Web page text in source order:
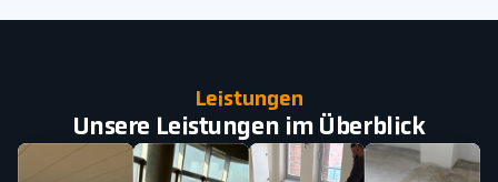
Leistungen
Unsere Leistungen im Überblick